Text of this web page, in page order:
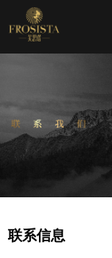
联系信息